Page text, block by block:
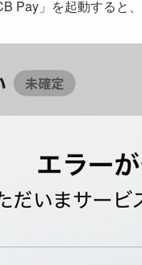
Pay」を起動すると、